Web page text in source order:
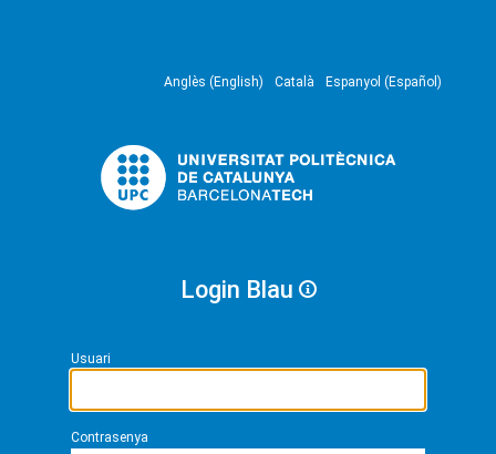
Anglès (English) Català Espanyol (Español)
Login Blau
Usuari
Contrasenya